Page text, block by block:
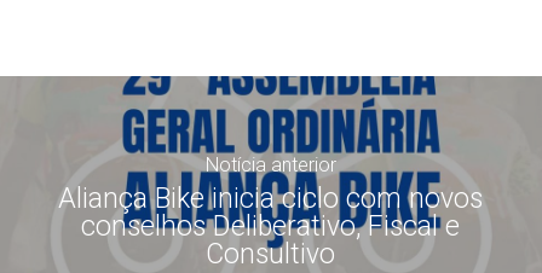
Notícia anterior
Aliança Bike inicia ciclo com novos
conselhos Deliberativo, Fiscal e
Consultivo